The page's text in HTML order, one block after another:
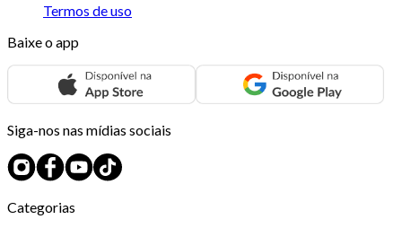
Termos de uso
Baixe o app
Siga-nos nas mídias sociais
Categorias